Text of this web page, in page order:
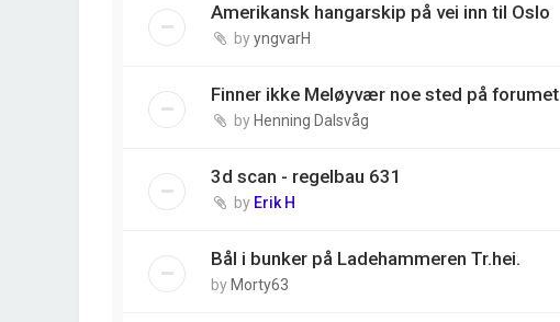
Amerikansk hangarskip på vei inn til Oslo
byyngvarH
Finner ikke Meløyvær noe sted på forumet
by Henning Dalsvåg
3d scan - regelbau 631
by Erik H
Bål i bunker på Ladehammeren Tr.hei.
by Morty63